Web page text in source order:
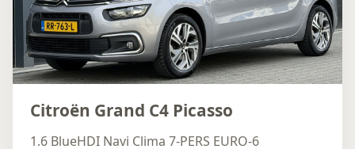
Citroën Grand C4 Picasso
1.6 BlueHDI Navi Clima 7-PERS EURO-6